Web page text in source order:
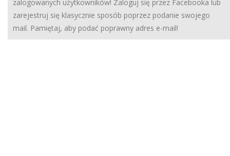
zalogowanych użytkowników! Zaloguj się przez Facebooka lub
zarejestruj się klasycznie sposób poprzez podanie swojego
mail. Pamiętaj, aby podać poprawny adres e-mail!